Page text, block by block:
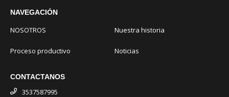
NAVEGACIÓN
NOSOTROS Nuestra historia
Proceso productivo Noticias
CONTACTANOS
3537587995